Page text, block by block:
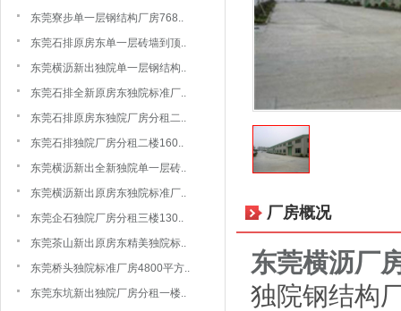
东莞寮步单一层钢结构厂房768..
东莞石排原房东单一层砖墙到顶..
东莞横沥新出独院单一层钢结构..
东莞石排全新原房东独院标准厂..
东莞石排原房东独院厂房分租二..
东莞石排独院厂房分租二楼160..
东莞横沥新出全新独院单一层砖..
东莞横沥新出原房东独院标准厂..
东莞企石独院厂房分租三楼130..
东莞茶山新出原房东精美独院标..
东莞桥头独院标准厂房4800平方..
东莞东坑新出独院厂房分租一楼..
厂房概况
东莞横沥厂
独院钢结构